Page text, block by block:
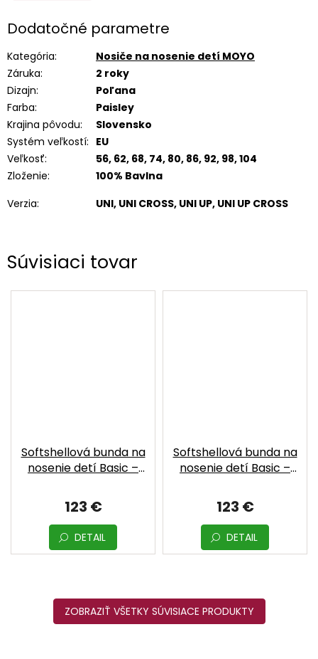
Súvisiaci tovar
Softshellová bunda na
nosenie detí Basic –
123 €
DETAIL
Softshellová bunda na
nosenie detí Basic –
123 €
DETAIL
ZOBRAZIŤ VŠETKY SÚVISIACE PRODUKTY
Dodatočné parametre
Kategória:
Nosiče na nosenie detí MOYO
Záruka:
2 roky
Dizajn:
Poľana
Farba:
Paisley
Krajina pôvodu:
Slovensko
Systém veľkostí: EU
Veľkosť:
56, 62, 68, 74, 80, 86, 92, 98, 104
Zloženie:
100% Bavlna
Verzia: UNI, UNI CROSS, UNI UP, UNI UP CROSS